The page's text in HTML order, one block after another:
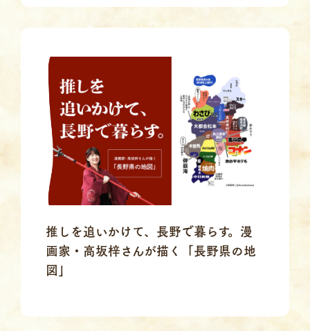
推しを追いかけて、長野で暮らす。漫
画家・高坂梓さんが描く「長野県の地
図」